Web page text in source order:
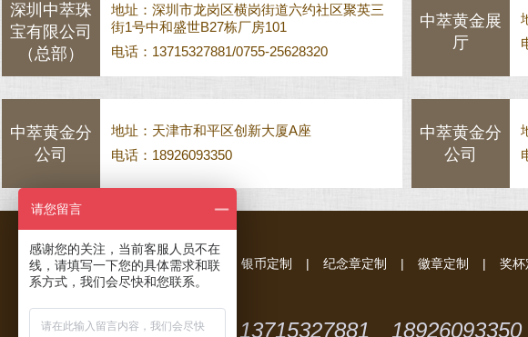
深圳中萃珠
宝有限公司
（总部）
地址：深圳市龙岗区横岗街道六约社区聚英三
街1号中和盛世B27栋厂房101
电话：13715327881/0755-25628320
中萃黄金展
厅
中萃黄金分
公司
地址：天津市和平区创新大厦A座
电话：18926093350
中萃黄金分
公司
首 页 | 金币定制 银币定制 | 纪念章定制 | 徽章定制 | 奖杯
全国统一咨询服务热线： 13715327881 18926093350
请您留言
感谢您的关注，当前客服人员不在
线，请填写一下您的具体需求和联
系方式，我们会尽快和您联系。